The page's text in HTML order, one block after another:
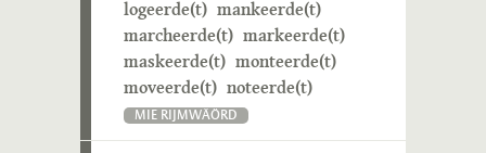
logeerde(t) mankeerde(t)
marcheerde(t) markeerde(t)
maskeerde(t) monteerde(t)
moveerde(t) noteerde(t)
MIE RIJMWÄÖRD